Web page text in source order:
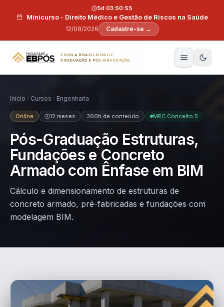
Minicurso - Direito Médico e Gestão de Riscos na Saúde
12/08/2026
5d 03:50:54
Cadastre-se →
ESCOLA BRASILEIRA DE
GRADUAÇÃO E PÓS-GRADUAÇÃO
Início Cursos Engenharia
Online 12 meses 360h de conteúdo MEC Conceito 5
Pós-Graduação Estruturas,
Fundações e Concreto
Armado com Ênfase em BIM
Cálculo e dimensionamento de estruturas de
concreto armado, pré-fabricadas e fundações com
modelagem BIM.